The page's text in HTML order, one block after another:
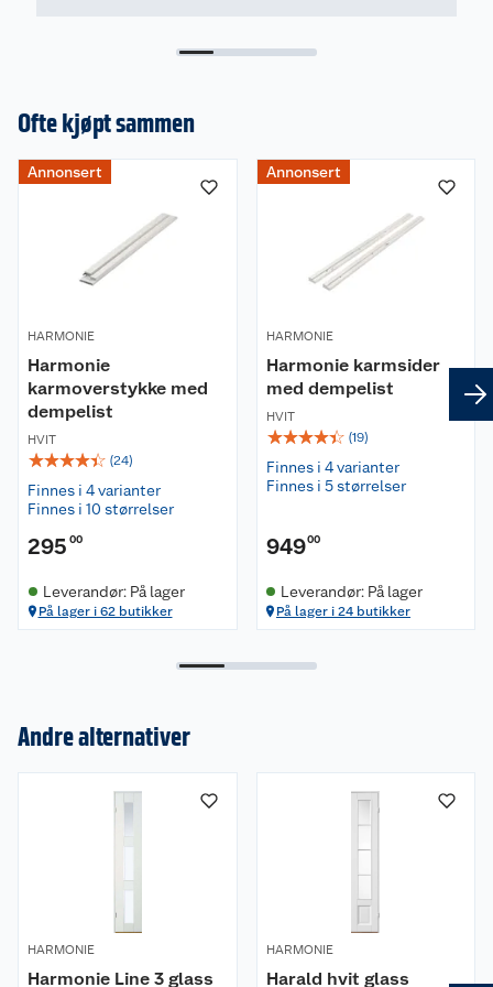
Ofte kjøpt sammen
Annonsert
HARMONIE
Harmonie
karmoverstykke med
dempelist
HVIT
☆☆☆☆☆ (24)
Finnes i 4 varianter
Finnes i 10 størrelser
295 00
Leverandør: På lager
På lager i 62 butikker
Annonsert
HARMONIE
Harmonie karmsider
med dempelist
HVIT
☆☆☆☆☆ (19)
Finnes i 4 varianter
Finnes i 5 størrelser
94900
Leverandør: På lager
På lager i 24 butikker
Andre alternativer
HARMONIE
Harmonie Line 3 glass
HARMONIE
Harald hvit glass
Kontakt oss
Våre merkevarer
Våre kjeder